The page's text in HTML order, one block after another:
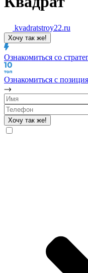
kvadratstroy22.ru
Хочу так же!
Ознакомиться со
Ознакомиться с
Хочу так же!